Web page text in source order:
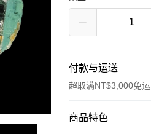
付款与运送
超取满NT$3,000免运
付款方式
商品特色